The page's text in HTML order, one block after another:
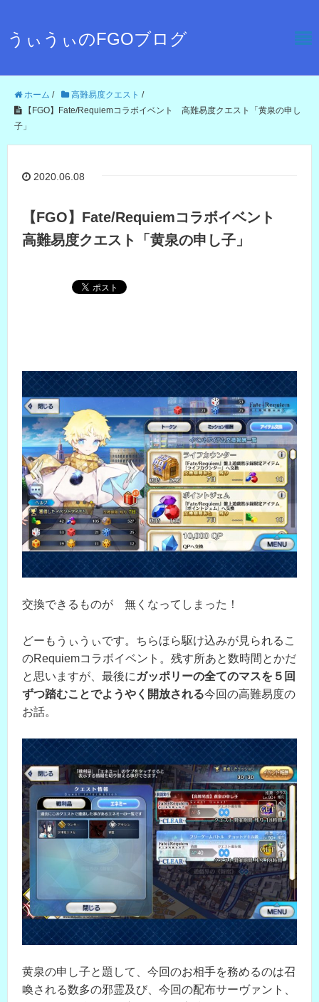
うぃうぃのFGOブログ
ホーム / 高難易度クエスト /
【FGO】Fate/Requiemコラボイベント 高難易度クエスト「黄泉の申し
子」
2020.06.08
【FGO】Fate/Requiemコラボイベント
高難易度クエスト「黄泉の申し子」
交換できるものが 無くなってしまった！
どーもうぃうぃです。ちらほら駆け込みが見られるこ
のRequiemコラボイベント。残す所あと数時間とかだ
と思いますが、最後に ガッポリーの全てのマスを５回
ずつ踏むことでようやく開放される今回の高難易度の
お話。
黄泉の申し子と題して、今回のお相手を務めるのは召
喚される数多の邪霊及び、今回の配布サーヴァント、